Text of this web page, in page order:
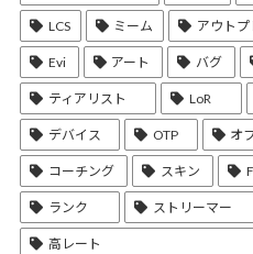
LCS ミーム アウトプ
Evi アート バグ
ティアリスト LoR
デバイス OTP オ
コーチング スキン
ランク ストリーマー
高レート